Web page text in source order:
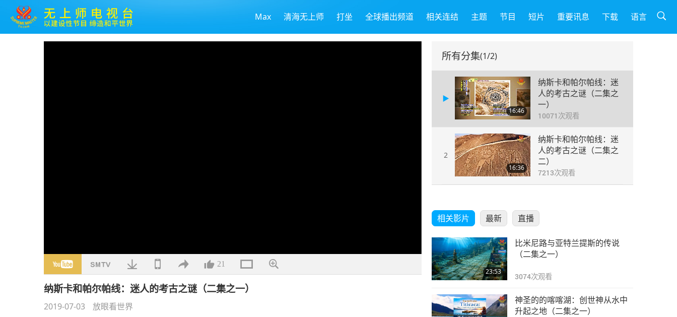
Max 清海无上师 打坐 全球播出频道 相关连结 主题 节目 短片 重要讯息 下载 语言
21
纳斯卡和帕尔帕线：迷人的考古之谜（二集之一）
2019-07-03 放眼看世界
所有分集(1/2)
16:46
纳斯卡和帕尔帕线：迷
人的考古之谜（二集之
一）
10071 次观看
2
16:36
纳斯卡和帕尔帕线：迷
人的考古之谜（二集之
二）
7213次观看
相关影片 最新 直播
23:53
比米尼路与亚特兰提斯的传说
（二集之一）
3074次观看
神圣的的喀喀湖：创世神从水中
升起之地（二集之一）